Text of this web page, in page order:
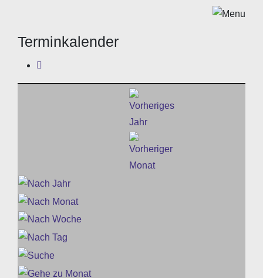
Terminkalender